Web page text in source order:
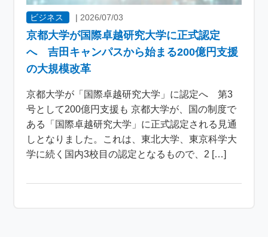
ビジネス |2026/07/03
京都大学が国際卓越研究大学に正式認定
へ 吉田キャンパスから始まる200億円支援
の大規模改革
京都大学が「国際卓越研究大学」に認定へ 第3
号として200億円支援も 京都大学が、国の制度で
ある「国際卓越研究大学」に正式認定される見通
しとなりました。これは、東北大学、東京科学大
学に続く国内3校目の認定となるもので、2 […]